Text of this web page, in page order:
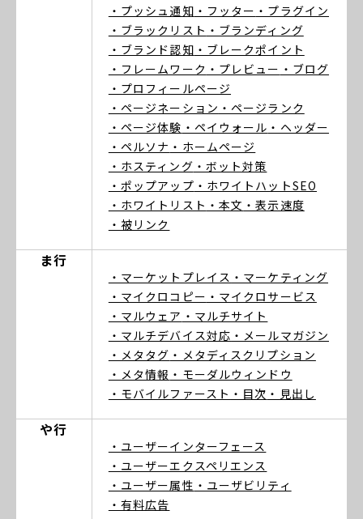
・プッシュ通知 ・フッター ・プラグイン
・ブラックリスト ・ブランディング
・ブランド認知 ・ブレークポイント
・フレームワーク ・プレビュー ・ブログ
・プロフィールページ
・ページネーション ・ページランク
・ページ体験 ・ペイウォール ・ヘッダー
・ペルソナ ・ホームページ
・ホスティング ・ボット対策
・ポップアップ ・ホワイトハットSEO
・ホワイトリスト ・本文 ・表示速度
・被リンク
ま行
・マーケットプレイス ・マーケティング
・マイクロコピー ・マイクロサービス
・マルウェア ・マルチサイト
・マルチデバイス対応 ・メールマガジン
・メタタグ ・メタディスクリプション
・メタ情報 ・モーダルウィンドウ
・モバイルファースト ・目次 ・見出し
や行
・ユーザーインターフェース
・ユーザーエクスペリエンス
・ユーザー属性 ・ユーザビリティ
・有料広告